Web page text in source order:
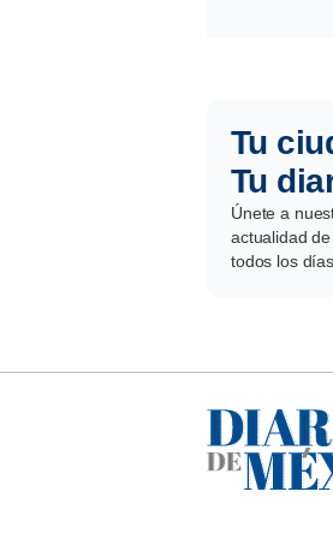
Tu
Tu
Únete a
actualidad
todos los días.